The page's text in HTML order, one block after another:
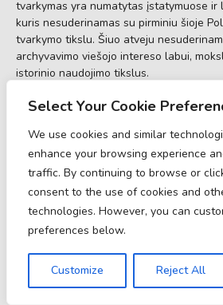
Select Your Cookie
We use cookies and similar
enhance your browsing experience
traffic. By continuing to browse or
consent to the use of cookies and
technologies. However, you can
preferences below.
Customize Reject All
tvarkymas yra numatytas įstatymuose ir
kuris nesuderinamas su pirminiu šioje
tvarkymo tikslu. Šiuo atveju
archyvavimo viešojo intereso labui,
istorinio naudojimo tikslus.
Nepaisant bet kurio iš aukščiau
parašydami mums el. laišką adresu
susisiekdami su mumis kitu jums patogiu
DUOMENŲ
VIENTISUMAS
kuriuos ji yra atsakinga asmens
ir jokiomis aplinkybėmis nebūtų
nebent tie asmenys būtų gavę specialų